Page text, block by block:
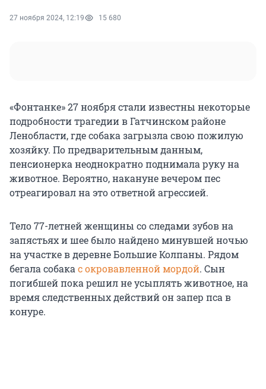
27 ноября 2024, 12:19 15 680
«Фонтанке» 27 ноября стали известны некоторые
подробности трагедии в Гатчинском районе
Ленобласти, где собака загрызла свою пожилую
хозяйку. По предварительным данным,
пенсионерка неоднократно поднимала руку на
животное. Вероятно, накануне вечером пес
отреагировал на это ответной агрессией.
Тело 77-летней женщины со следами зубов на
запястьях и шее было найдено минувшей ночью
на участке в деревне Большие Колпаны. Рядом
бегала собака с окровавленной мордой. Сын
погибшей пока решил не усыплять животное, на
время следственных действий он запер пса в
конуре.